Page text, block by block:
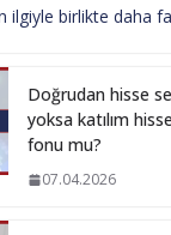
ilgiyle birlikte daha
Doğrudan hisse
yoksa katılım
fonu mu?
07.04.2026